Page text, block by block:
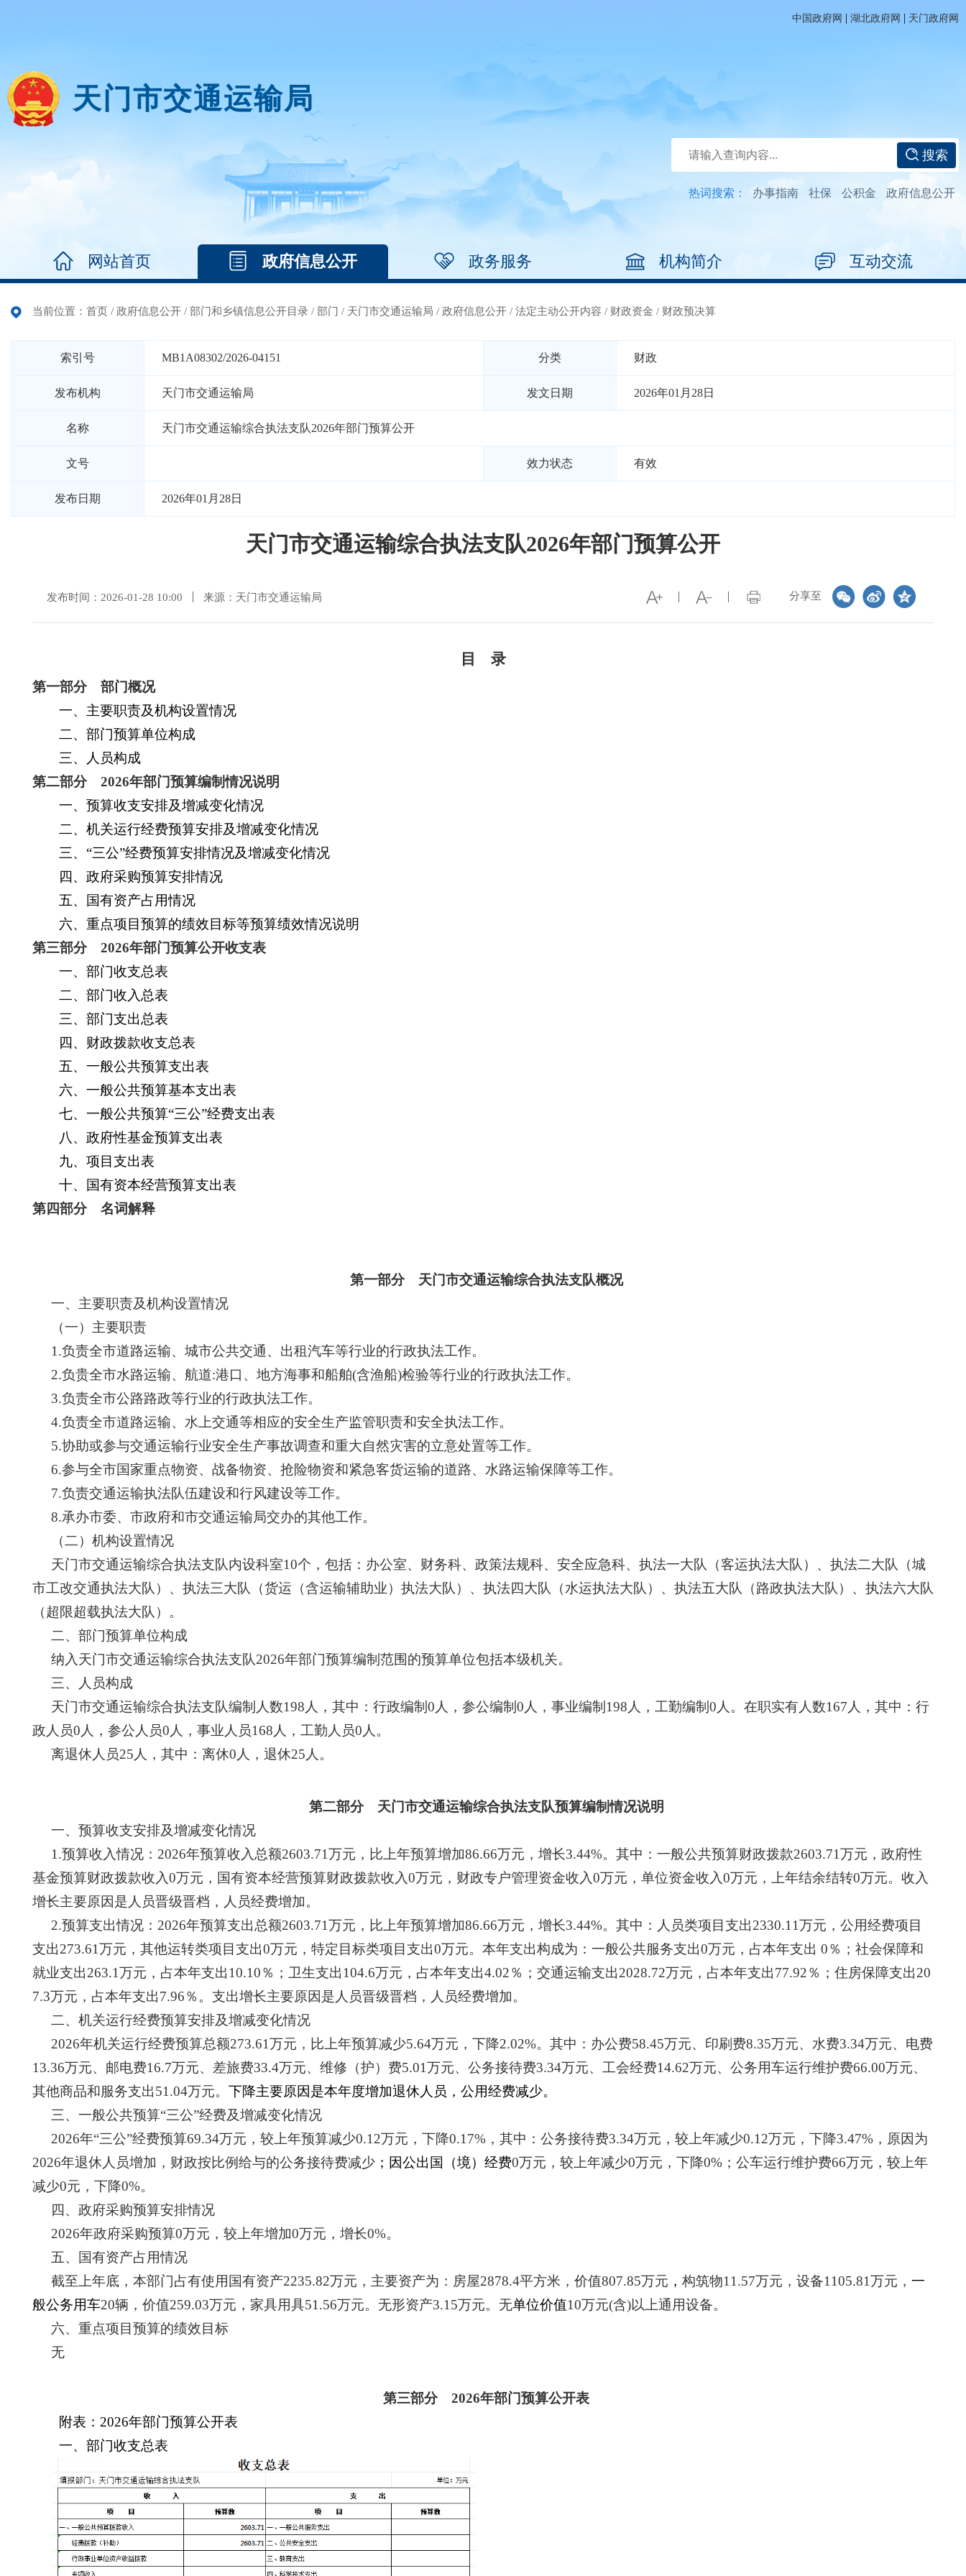
中国政府网 | 湖北政府网 | 天门政府网
天门市交通运输局
搜索
热词搜索： 办事指南 社保 公积金 政府信息公开
网站首页 政府信息公开 政务服务 机构简介 互动交流
当前位置： 首页 / 政府信息公开 / 部门和乡镇信息公开目录 / 部门 / 天门市交通运输局 / 政府信息公开 / 法定主动公开内容 / 财政资金 / 财政预决算
索引号 MB1A08302/2026-04151 分类 财政
发布机构 天门市交通运输局 发文日期 2026年01月28日
名称 天门市交通运输综合执法支队2026年部门预算公开
文号 效力状态 有效
发布日期 2026年01月28日
天门市交通运输综合执法支队2026年部门预算公开
分享至
发布时间：2026-01-28 10:00 来源：天门市交通运输局
目 录
第一部分 部门概况
一、 主要职责及机构设置情况
二、部门预算单位构成
三、人员构成
第二部分 2026年部门预算编制情况说明
一、预算收支安排及增减变化情况
二、机关运行经费预算安排及增减变化情况
三、“三公”经费预算安排情况及增减变化情况
四、政府采购预算安排情况
五、国有资产占用情况
六、重点项目预算的绩效目标等预算绩效情况说明
第三部分 2026年部门预算公开收支表
一、部门收支总表
二、部门收入总表
三、部门支出总表
四、财政拨款收支总表
五、一般公共预算支出表
六、一般公共预算基本支出表
七、一般公共预算“三公”经费支出表
八、政府性基金预算支出表
九、项目支出表
十、国有资本经营预算支出表
第四部分 名词解释
第一部分 天门市交通运输综合执法支队概况
一、 主要职责及机构设置情况
（一）主要职责
1 .负责全市道路运输、城市公共交通、出租汽车等行业的行政执法工作。
2.负贵全市水路运输、航道:港口、地方海事和船舶(含渔船)检验等行业的行政执法工作。
3.负责全市公路路政等行业的行政执法工作。
4.负责全市道路运输、水上交通等相应的安全生产监管职责和安全执法工作。
5.协助或参与交通运输行业安全生产事故调查和重大自然灾害的立意处置等工作。
6.参与全市国家重点物资、战备物资、抢险物资和紧急客货运输的道路、水路运输保障等工作。
7.负责交通运输执法队伍建设和行风建设等工作。
8.承办市委、市政府和市交通运输局交办的其他工作。
（二）机构设置情况
天门市交通运输综合执法支队内设科室10个，包括：办公室、财务科、政策法规科、安全应急科、执法一大队（客运执法大队）、执法二大队（城
市工改交通执法大队）、执法三大队（货运（含运输辅助业）执法大队）、执法四大队（水运执法大队）、执法五大队（路政执法大队）、执法六大队
（超限超载执法大队）。
二、部门预算单位构成
纳入天门市交通运输综合执法支队2026年部门预算编制范围的预算单位包括本级机关。
三、人员构成
天门市交通运输综合执法支队编制人数198 人，其中：行政编制 0 人，参公编制 0 人，事业编制 198 人，工勤编制 0 人。在职实有人数167 人，其中：行
政人员0 人，参公人员0 人，事业人员168 人，工勤人员0 人。
离退休人员25 人，其中：离休0 人，退休25 人。
第二部分 天门市交通运输综合执法支队预算编制情况说明
一、预算收支安排及增减变化情况
1 .预算收入情况： 2026年预算收入总额2603.71万元，比上年预算增加86.66万元，增长3.44%。其中：一般公共预算财政拨款2603.71万元，政府性
基金预算财政拨款收入0万元，国有资本经营预算财政拨款收入0万元，财政专户管理资金收入0万元，单位资金收入0万元，上年结余结转0万元。收入
增长主要原因是 人员晋级晋档，人员经费增加。
2.预算支出情况： 2026年预算支出总额2603.71万元，比上年预算增加86.66万元，增长3.44%。其中：人员类项目支出2330.11万元，公用经费项目
支出273.61万元，其他运转类项目支出0万元，特定目标类项目支出0万元。本年支出构成为：一般公共服务支出0万元，占本年支出 0％；社会保障和
就业支出263.1万元，占本年支出10.10％；卫生支出104.6万元，占本年支出4.02％； 交通运输支出2028.72万元，占本年支出77.92％ ； 住房保障支出20
7.3万元，占本年支出7.96％ 。支出增长主要原因是 人员晋级晋档，人员经费增加。
二、机关运行经费预算安排及增减变化情况
2026年机关运行经费预算总额273.61万元，比上年预算减少5.64万元，下降2.02%。其中：办公费58.45万元、印刷费8.35万元、水费3.34万元、电费
13.36万元、邮电费16.7万元、差旅费33.4万元、 维修（护）费5.01万元、公务接待费3.34万元、工会经费14.62万元、公务用车运行维护费66.00万元、
其他商品和服务支出51.04万元。 下降主要原因是本年度增加退休人员，公用经费减少。
三、一般公共预算“三公”经费及增减变化情况
2026年“三公”经费预算69.34万元，较上年预算减少0.12万元，下降0.17% ，其中：公务接待费3.34万元，较上年减少0.12万元，下降3.47% ，原因为
2026年退休人员增加，财政按比例给与的公务接待费减少 ；因公出国（境）经费0万元，较上年减少0万元，下降0% ；公车运行维护费66万元，较上年
减少0元，下降0%。
四、政府采购预算安排情况
2026年政府采购预算0万元，较上年增加0万元，增长0%。
五、国有资产占用情况
截至上年底，本部门占有使用国有资产2235.82万元，主要资产为：房屋2878.4平方米 ，价值807.85万元 ， 构筑物11.57万元，设备1105.81万元， 一
般公务用车20辆， 价值259.03万元， 家具用具51.56万元。无形资产3.15万元。无单位价值10万元(含)以上通用设备。
六、重点项目预算的绩效目标
无
第三部分2026年部门预算公开表
附表： 2026年部门预算公开表
一、部门收支总表